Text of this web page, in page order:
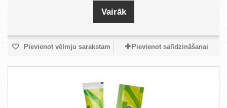
Vairāk
Pievienot vēlmju sarakstam Pievienot salīdzināšanai